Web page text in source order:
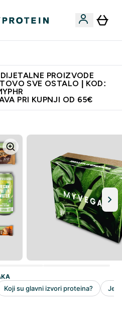
PROIZVODE
SVE OSTALO | KOD:
PRI KUPNJI OD 65€